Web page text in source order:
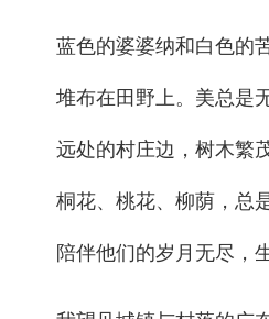
蓝色的婆婆纳和白色的
堆布在田野上。美总是
远处的村庄边，树木繁
桐花、桃花、柳荫，总
陪伴他们的岁月无尽，